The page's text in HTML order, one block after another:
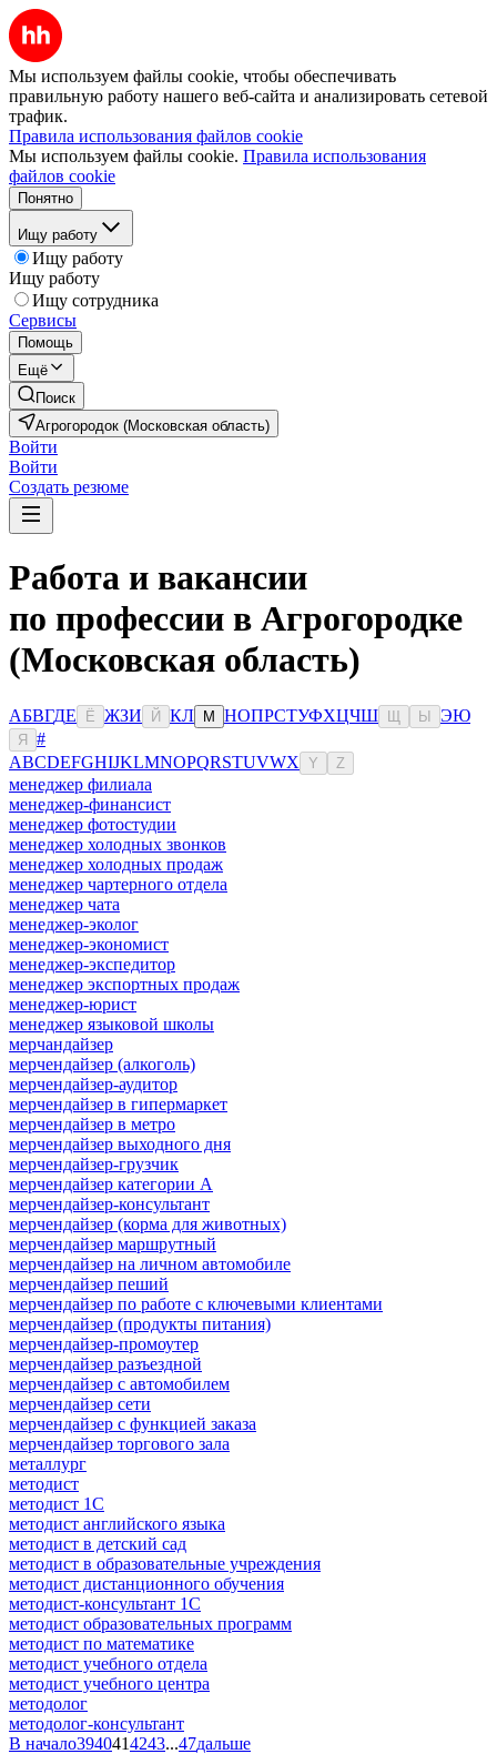
Мы используем файлы cookie, чтобы обеспечивать
правильную работу нашего веб-сайта и анализировать сетевой
трафик.
Правила использования файлов cookie
Мы используем файлы cookie. Правила использования
файлов cookie
Понятно
Ищу работу
Ищу работу
Ищу работу
Ищу сотрудника
Сервисы
Помощь
Ещё
Поиск
Агрогородок (Московская область)
Войти
Войти
Создать резюме
Работа и вакансии
по профессии в Агрогородке
(Московская область)
АБВГДЕ Ё ЖЗИ Й КЛ М НОПРСТУФХЦЧШ Ы ЭЮ
Я
#
ABCDEFGHIJKLMNOPQRSTUVWX Y Z
менеджер филиала
менеджер-финансист
менеджер фотостудии
менеджер холодных звонков
менеджер холодных продаж
менеджер чартерного отдела
менеджер чата
менеджер-эколог
менеджер-экономист
менеджер-экспедитор
менеджер экспортных продаж
менеджер-юрист
менеджер языковой школы
мерчандайзер
мерчендайзер (алкоголь)
мерчендайзер-аудитор
мерчендайзер в гипермаркет
мерчендайзер в метро
мерчендайзер выходного дня
мерчендайзер-грузчик
мерчендайзер категории A
мерчендайзер-консультант
мерчендайзер (корма для животных)
мерчендайзер маршрутный
мерчендайзер на личном автомобиле
мерчендайзер пеший
мерчендайзер по работе с ключевыми клиентами
мерчендайзер (продукты питания)
мерчендайзер-промоутер
мерчендайзер разъездной
мерчендайзер с автомобилем
мерчендайзер сети
мерчендайзер с функцией заказа
мерчендайзер торгового зала
металлург
методист
методист 1С
методист английского языка
методист в детский сад
методист в образовательные учреждения
методист дистанционного обучения
методист-консультант 1С
методист образовательных программ
методист по математике
методист учебного отдела
методист учебного центра
методолог
методолог-консультант
В начало3940414243...47дальше